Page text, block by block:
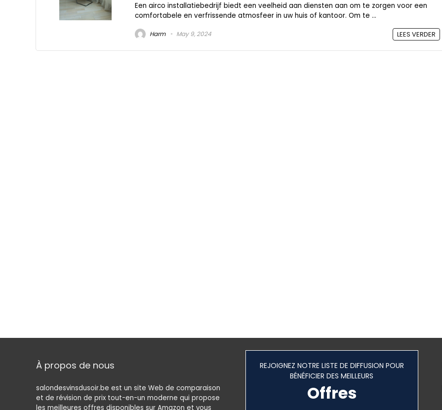
Een airco installatiebedrijf biedt een veelheid aan diensten aan om te zorgen voor een
comfortabele en verfrissende atmosfeer in uw huis of kantoor. Om te ...
Harm May 9, 2024 LEES VERDER
À propos de nous
salondesvinsdusoir.be est un site Web de comparaison
et de révision de prix tout-en-un moderne qui propose
les meilleures offres disponibles sur Amazon et vous
REJOIGNEZ NOTRE LISTE DE DIFFUSION POUR
BÉNÉFICIER DES MEILLEURS
Offres